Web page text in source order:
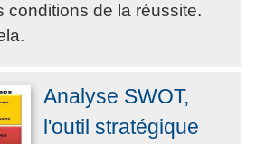
conditions de la réussite.
Analyse SWOT,
l'outil stratégique